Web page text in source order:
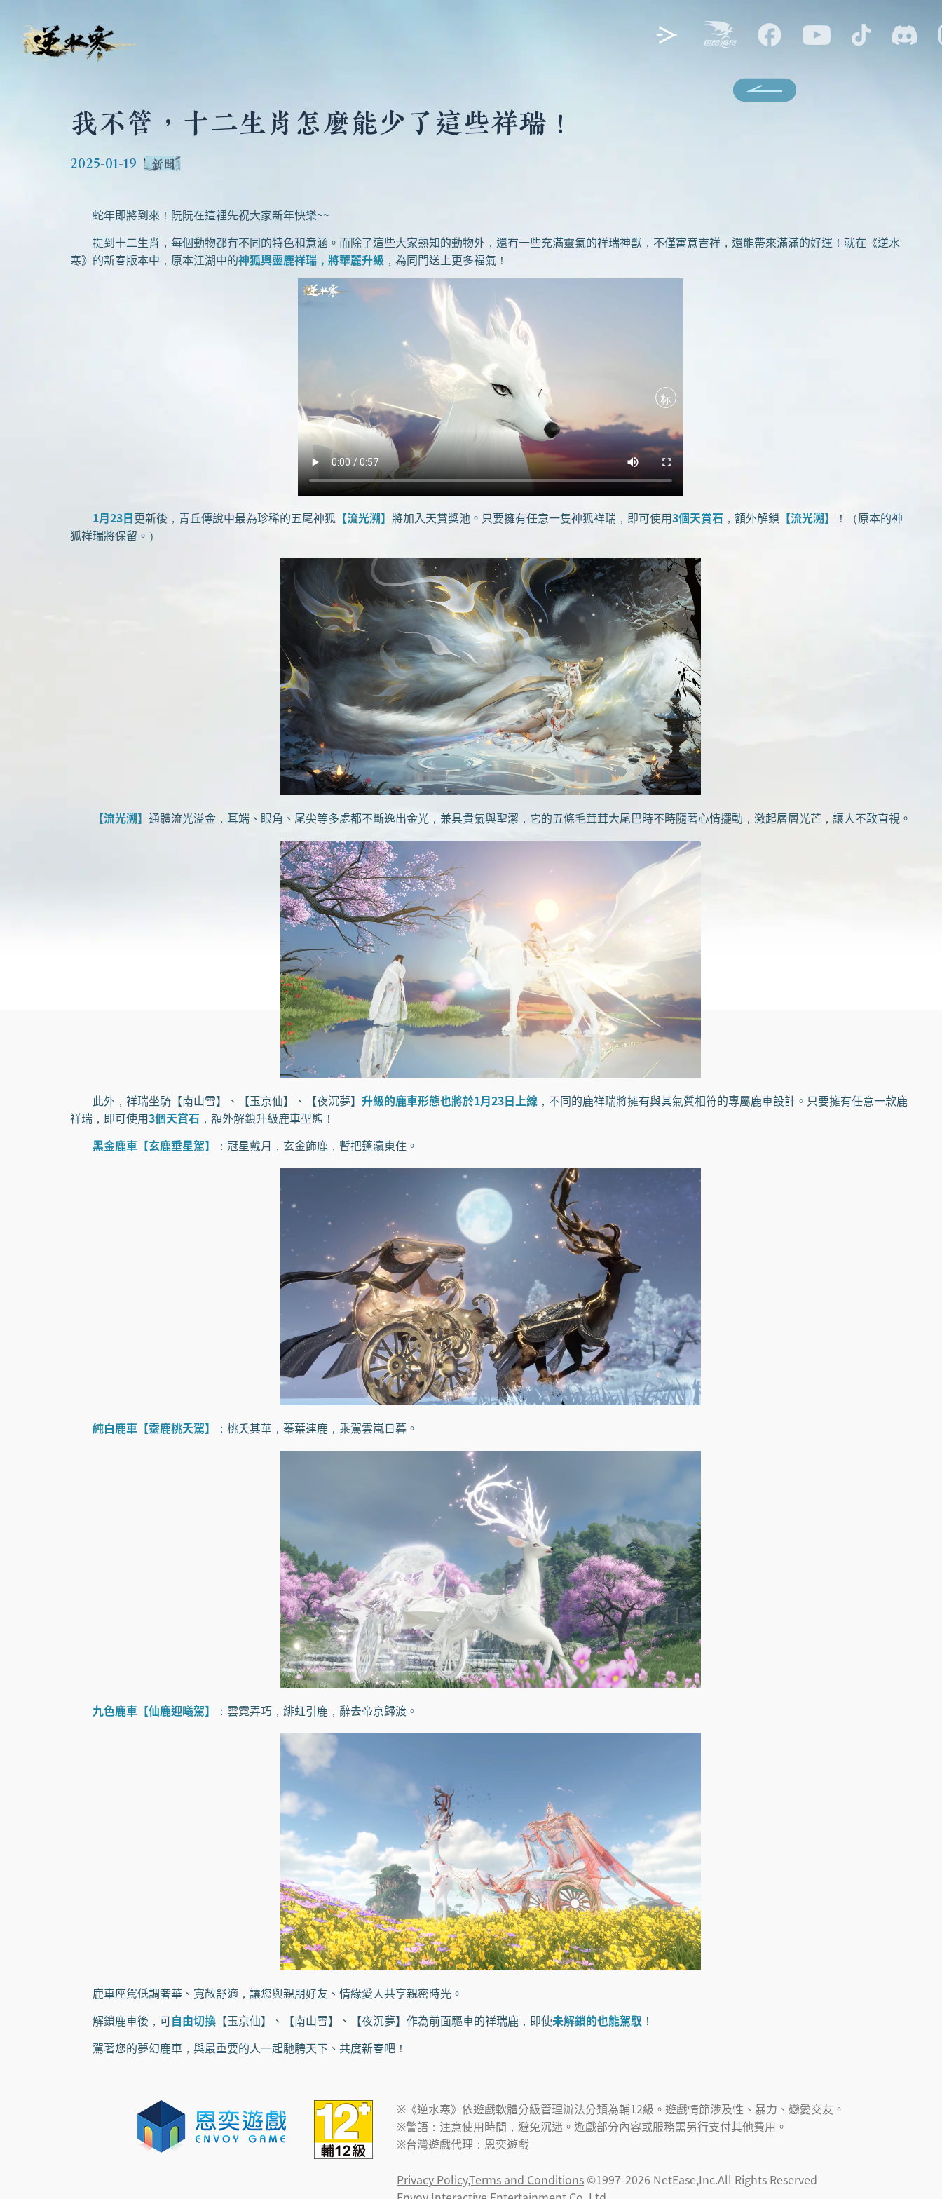
我不管，十二生肖怎麼能少了這些祥瑞！
2025-01-19 新聞
蛇年即將到來！阮阮在這裡先祝大家新年快樂~~
提到十二生肖，每個動物都有不同的特色和意涵。而除了這些大家熟知的動物外，還有一些充滿靈氣的祥瑞神獸，不僅寓意吉祥，還能帶來滿滿的好運！就在《逆水
寒》的新春版本中，原本江湖中的神狐與靈鹿祥瑞，將華麗升級 ，為同門送上更多福氣！
标
1月23日更新後，青丘傳說中最為珍稀的五尾神狐 【流光溯】 將加入天賞獎池。只要擁有任意一隻神狐祥瑞，即可使用3個天賞石 ，額外解鎖 【流光溯】
！（原本的神
狐祥瑞將保留。）
【流光溯】 通體流光溢金，耳端、眼角、尾尖等多處都不斷逸出金光，兼具貴氣與聖潔，它的五條毛茸茸大尾巴時不時隨著心情擺動，激起層層光芒，讓人不敢直視。
此外，祥瑞坐騎【南山雪】、【玉京仙】、【夜沉夢】 升級的鹿車形態也將於1月23日上線 ，不同的鹿祥瑞將擁有與其氣質相符的專屬鹿車設計。只要擁有任意一款鹿
祥瑞，即可使用3個天賞石 ，額外解鎖升級鹿車型態！
黑金鹿車【玄鹿垂星駕】
：冠星戴月，玄金飾鹿，暫把蓬瀛東住。
純白鹿車【靈鹿桃夭駕】 ：桃夭其華，蓁葉連鹿，乘駕雲嵐日暮。
九色鹿車【仙鹿迎曦駕】 ：雲霓弄巧，緋虹引鹿，辭去帝京歸渡。
鹿車座駕低調奢華、寬敞舒適，讓您與親朋好友、情緣愛人共享親密時光。
解鎖鹿車後，可自由切換 【玉京仙】、【南山雪】、【夜沉夢】作為前面驅車的祥瑞鹿，即使未解鎖的也能駕馭 ！
駕著您的夢幻鹿車，與最重要的人一起馳騁天下、共度新春吧！
※《逆水寒》依遊戲軟體分級管理辦法分類為輔12級。遊戲情節涉及性、暴力、戀愛交友。
※警語：注意使用時間，避免沉迷。遊戲部分內容或服務需另行支付其他費用。
※台灣遊戲代理：恩奕遊戲
Privacy Policy,Terms and Conditions ©1997-2026 NetEase,Inc.All Rights Reserved